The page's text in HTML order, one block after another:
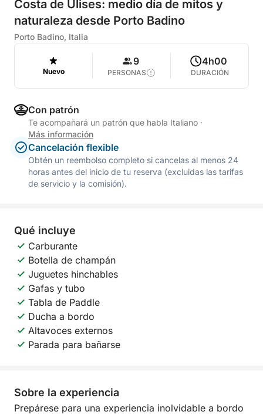
Costa de Ulises: medio día de mitos y
naturaleza desde Porto Badino
Porto Badino, Italia
Nuevo
9
PERSONAS
4h00
DURACIÓN
Con patrón
Te acompañará un patrón que habla Italiano ·
Más información
Cancelación flexible
Obtén un reembolso completo si cancelas al menos 24
horas antes del inicio de tu reserva (excluidas las tarifas
de servicio y la comisión).
Qué incluye
Carburante
Botella de champán
Juguetes hinchables
Gafas y tubo
Tabla de Paddle
Ducha a bordo
Altavoces externos
Parada para bañarse
Sobre la experiencia
Prepárese para una experiencia inolvidable a bordo